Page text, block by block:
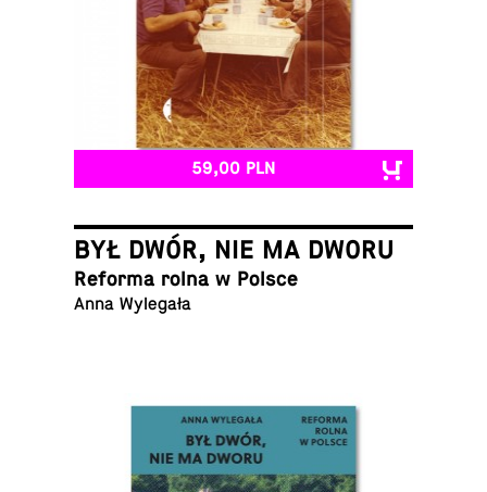
59,00 PLN
BYŁ DWÓR, NIE MA DWORU
Reforma rolna w Polsce
Anna Wylegała